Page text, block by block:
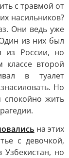
с травмой от
насильников?
Они ведь уже
из них был
из России, но
классе второй
в туалет
Но
спокойно жить
на этих
с девочкой,
Узбекистан, но